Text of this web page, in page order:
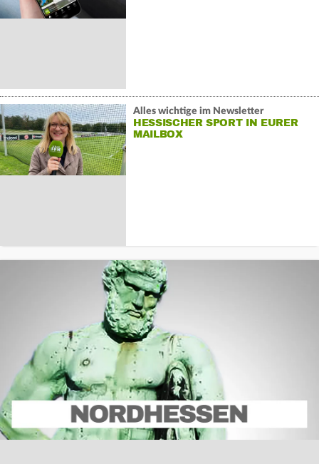
Alles wichtige im Newsletter
HESSISCHER SPORT IN EURER
MAILBOX